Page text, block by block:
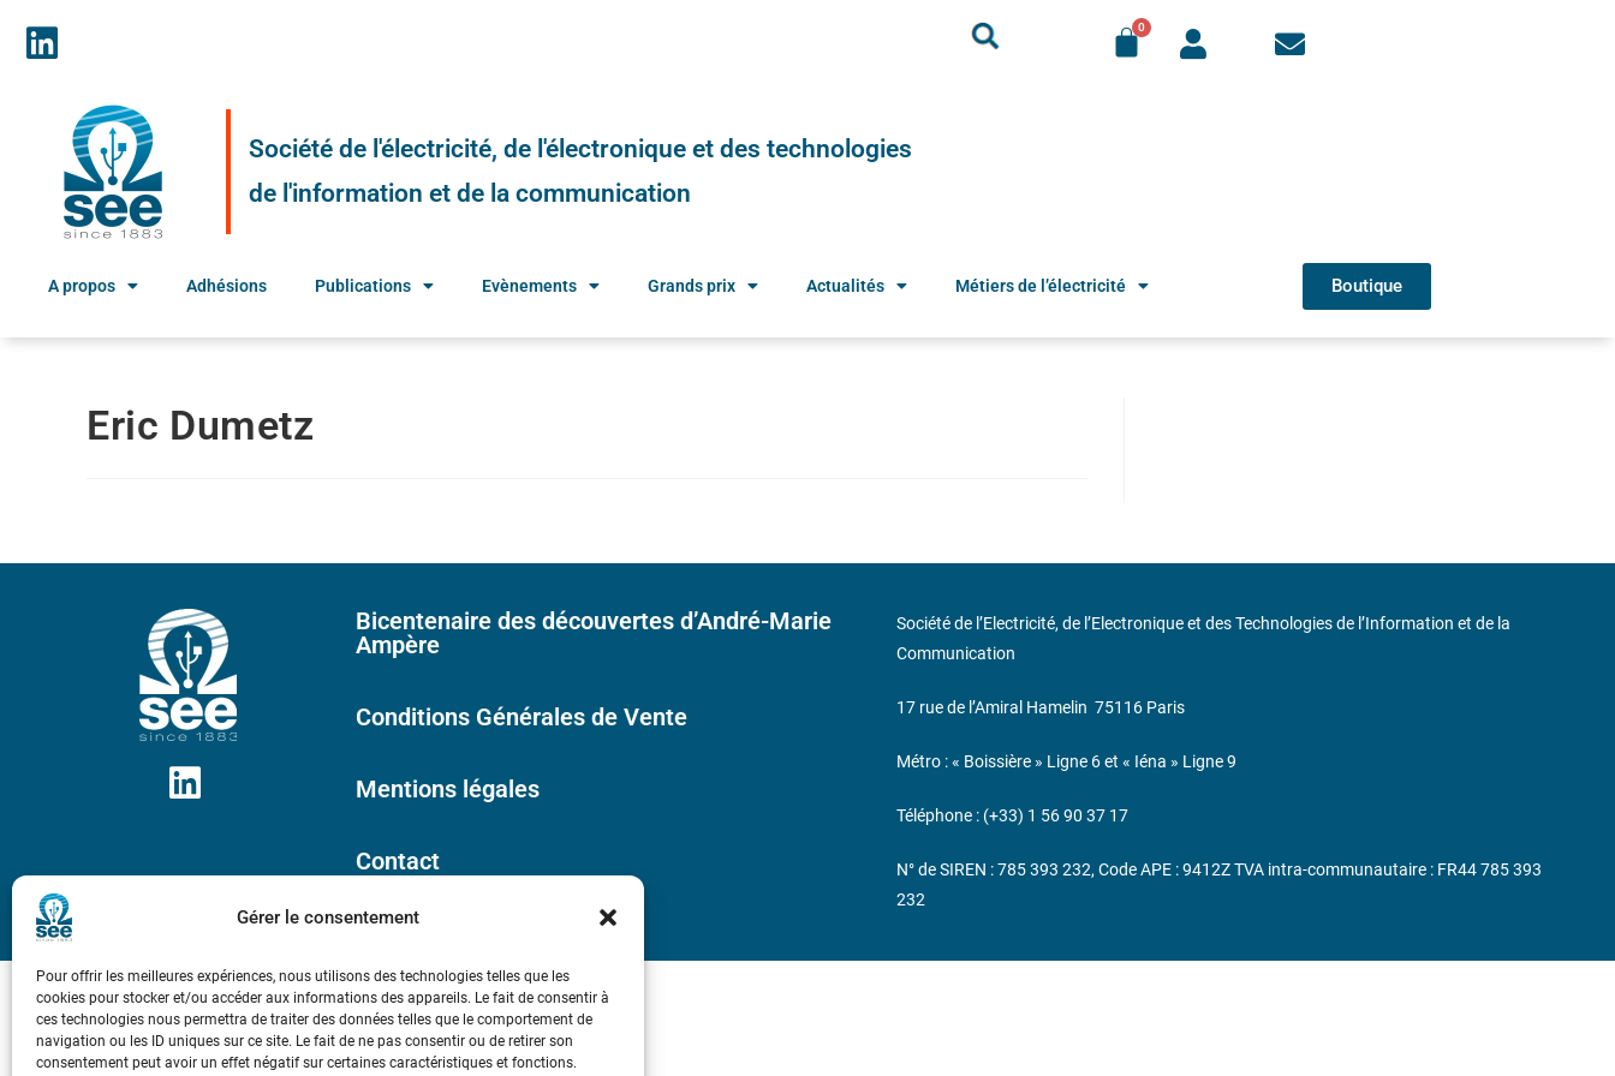
Gérer le consentement
Pour offrir les meilleures expériences, nous utilisons des technologies telles que les
cookies pour stocker et/ou accéder aux informations des appareils. Le fait de consentir à
ces technologies nous permettra de traiter des données telles que le comportement de
navigation ou les ID uniques sur ce site. Le fait de ne pas consentir ou de retirer son
consentement peut avoir un effet négatif sur certaines caractéristiques et fonctions.
Société de l'électricité, de l'électronique et des technologies
de l'information et de la communication
A propos Adhésions Publications Evènements Grands prix Actualités Métiers de l’électricité Boutique
Eric Dumetz
Bicentenaire des découvertes d’André-Marie
Ampère
Conditions Générales de Vente
Mentions légales
Contact
Société de l’Electricité, de l’Electronique et des Technologies de l’Information et de la
Communication
17 rue de l’Amiral Hamelin 75116 Paris
Métro : « Boissière » Ligne 6 et « Iéna » Ligne 9
Téléphone : (+33) 1 56 90 37 17
N° de SIREN : 785 393 232, Code APE : 9412Z TVA intra-communautaire : FR44 785 393
232